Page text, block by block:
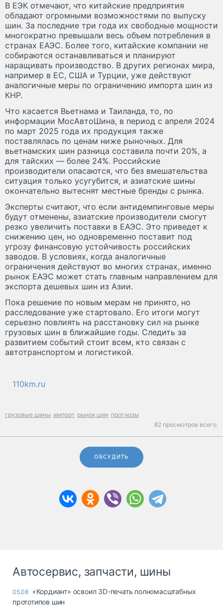
В ЕЭК отмечают, что китайские предприятия
обладают огромными возможностями по выпуску
шин. За последние три года их свободные мощности
многократно превышали весь объем потребления в
странах ЕАЭС. Более того, китайские компании не
собираются останавливаться и планируют
наращивать производство. В других регионах мира,
например в ЕС, США и Турции, уже действуют
аналогичные меры по ограничению импорта шин из
КНР.
Что касается Вьетнама и Таиланда, то, по
информации МосАвтоШина, в период с апреля 2024
по март 2025 года их продукция также
поставлялась по ценам ниже рыночных. Для
вьетнамских шин разница составила почти 20%, а
для тайских — более 24%. Российские
производители опасаются, что без вмешательства
ситуация только усугубится, и азиатские шины
окончательно вытеснят местные бренды с рынка.
Эксперты считают, что если антидемпинговые меры
будут отменены, азиатские производители смогут
резко увеличить поставки в ЕАЭС. Это приведет к
снижению цен, но одновременно поставит под
угрозу финансовую устойчивость российских
заводов. В условиях, когда аналогичные
ограничения действуют во многих странах, именно
рынок ЕАЭС может стать главным направлением для
экспорта дешевых шин из Азии.
Пока решение по новым мерам не принято, но
расследование уже стартовало. Его итоги могут
серьезно повлиять на расстановку сил на рынке
грузовых шин в ближайшие годы. Следить за
развитием событий стоит всем, кто связан с
автотранспортом и логистикой.
110km.ru
грузовые шины импорт рынок шин прогнозы
82 просмотров всего.
ОБСУДИТЬ
Автосервис, запчасти, шины
05.08 «Кордиант» освоил 3D-печать полномасштабных
прототипов шин